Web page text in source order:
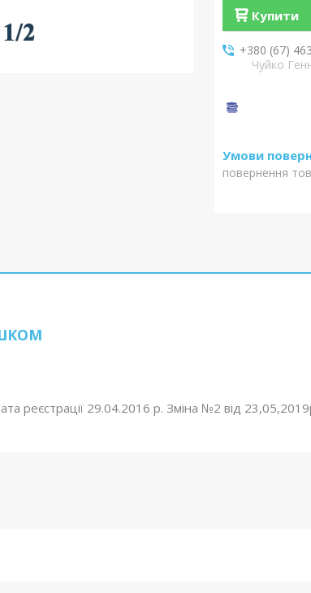
Купити
+380 (67)
Чуйко
повернення
реєстрації 29.04.2016 р. Зміна №2 від